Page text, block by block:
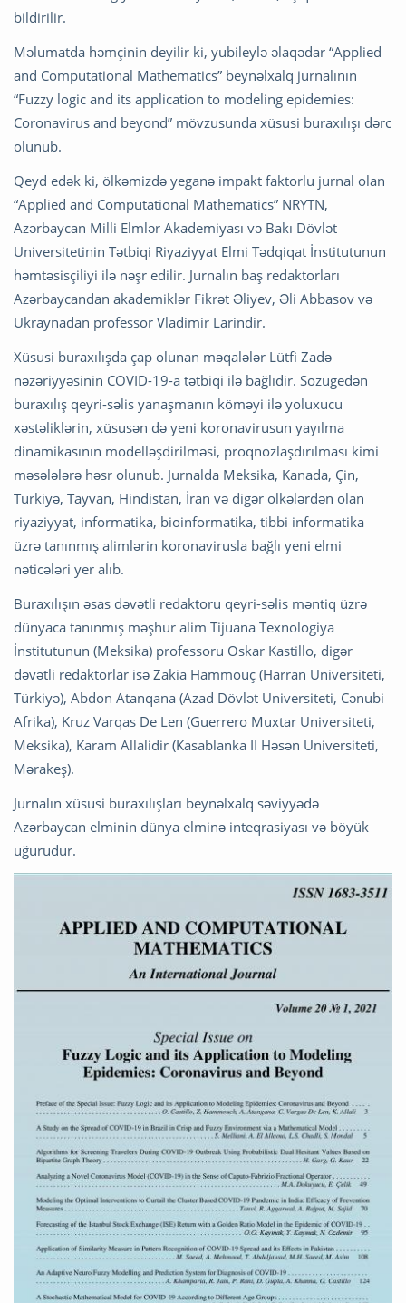
bildirilir.
Məlumatda həmçinin deyilir ki, yubileylə əlaqədar “Applied
and Computational Mathematics” beynəlxalq jurnalının
“Fuzzy logic and its application to modeling epidemies:
Coronavirus and beyond” mövzusunda xüsusi buraxılışı dərc
olunub.
Qeyd edək ki, ölkəmizdə yeganə impakt faktorlu jurnal olan
“Applied and Computational Mathematics” NRYTN,
Azərbaycan Milli Elmlər Akademiyası və Bakı Dövlət
Universitetinin Tətbiqi Riyaziyyat Elmi Tədqiqat İnstitutunun
həmtəsisçiliyi ilə nəşr edilir. Jurnalın baş redaktorları
Azərbaycandan akademiklər Fikrət Əliyev, Əli Abbasov və
Ukraynadan professor Vladimir Larindir.
Xüsusi buraxılışda çap olunan məqalələr Lütfi Zadə
nəzəriyyəsinin COVID-19-a tətbiqi ilə bağlıdir. Sözügedən
buraxılış qeyri-səlis yanaşmanın köməyi ilə yoluxucu
xəstəliklərin, xüsusən də yeni koronavirusun yayılma
dinamikasının modelləşdirilməsi, proqnozlaşdırılması kimi
məsələlərə həsr olunub. Jurnalda Meksika, Kanada, Çin,
Türkiyə, Tayvan, Hindistan, İran və digər ölkələrdən olan
riyaziyyat, informatika, bioinformatika, tibbi informatika
üzrə tanınmış alimlərin koronavirusla bağlı yeni elmi
nəticələri yer alıb.
Buraxılışın əsas dəvətli redaktoru qeyri-səlis məntiq üzrə
dünyaca tanınmış məşhur alim Tijuana Texnologiya
İnstitutunun (Meksika) professoru Oskar Kastillo, digər
dəvətli redaktorlar isə Zakia Hammouç (Harran Universiteti,
Türkiyə), Abdon Atanqana (Azad Dövlət Universiteti, Cənubi
Afrika), Kruz Varqas De Len (Guerrero Muxtar Universiteti,
Meksika), Karam Allalidir (Kasablanka II Həsən Universiteti,
Mərakeş).
Jurnalın xüsusi buraxılışları beynəlxalq səviyyədə
Azərbaycan elminin dünya elminə inteqrasiyası və böyük
uğurudur.